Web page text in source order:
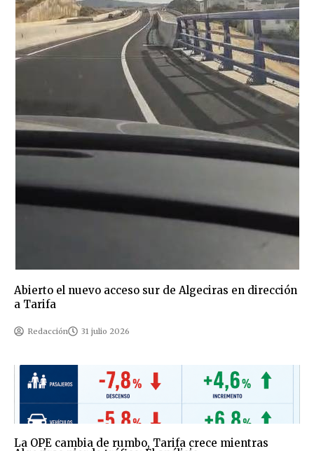
Abierto el nuevo acceso sur de Algeciras en dirección
a Tarifa
Redacción 31 julio 2026
La OPE cambia de rumbo, Tarifa crece mientras